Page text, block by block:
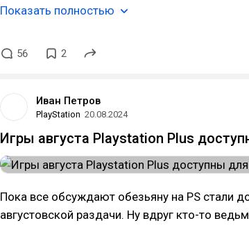
Показать полностью
56 2
Иван Петров
PlayStation 20.08.2024
Игры августа Playstation Plus
Пока все обсуждают обезьяну на PS стали
августовской раздачи. Ну вдруг кто-то